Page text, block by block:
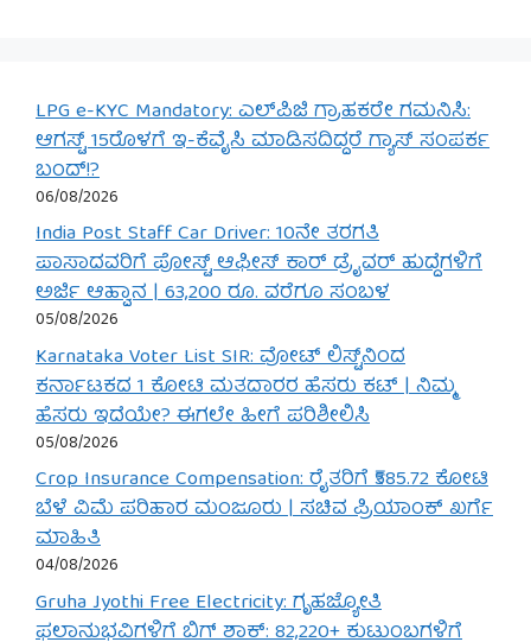
LPG e-KYC Mandatory: ಎಲ್‌ಪಿಜಿ ಗ್ರಾಹಕರೇ ಗಮನಿಸಿ:
ಆಗಸ್ಟ್ 15ರೊಳಗೆ ಇ-ಕೆವೈಸಿ ಮಾಡಿಸದಿದ್ದರೆ ಗ್ಯಾಸ್ ಸಂಪರ್ಕ
ಬಂದ್!?
06/08/2026
India Post Staff Car Driver: 10ನೇ ತರಗತಿ
ಪಾಸಾದವರಿಗೆ ಪೋಸ್ಟ್ ಆಫೀಸ್ ಕಾರ್ ಡ್ರೈವರ್ ಹುದ್ದೆಗಳಿಗೆ
ಅರ್ಜಿ ಆಹ್ವಾನ | 63,200 ರೂ. ವರೆಗೂ ಸಂಬಳ
05/08/2026
Karnataka Voter List SIR: ವೋಟ್ ಲಿಸ್ಟ್‌ನಿಂದ
ಕರ್ನಾಟಕದ 1 ಕೋಟಿ ಮತದಾರರ ಹೆಸರು ಕಟ್ | ನಿಮ್ಮ
ಹೆಸರು ಇದೆಯೇ? ಈಗಲೇ ಹೀಗೆ ಪರಿಶೀಲಿಸಿ
05/08/2026
Crop Insurance Compensation: ರೈತರಿಗೆ ₹585.72 ಕೋಟಿ
ಬೆಳೆ ವಿಮೆ ಪರಿಹಾರ ಮಂಜೂರು | ಸಚಿವ ಪ್ರಿಯಾಂಕ್ ಖರ್ಗೆ
ಮಾಹಿತಿ
04/08/2026
Gruha Jyothi Free Electricity: ಗೃಹಜ್ಯೋತಿ
ಫಲಾನುಭವಿಗಳಿಗೆ ಬಿಗ್ ಶಾಕ್: 82,220+ ಕುಟುಂಬಗಳಿಗೆ